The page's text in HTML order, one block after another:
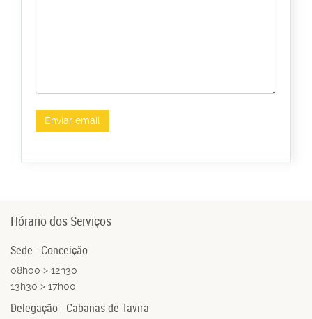
Enviar email
Hórario dos Serviços
Sede - Conceição
08h00 > 12h30
13h30 > 17h00
Delegação - Cabanas de Tavira